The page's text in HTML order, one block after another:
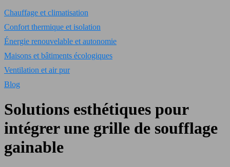
Chauffage et climatisation
Confort thermique et isolation
Énergie renouvelable et autonomie
Maisons et bâtiments écologiques
Ventilation et air pur
Blog
Solutions esthétiques pour
intégrer une grille de soufflage
gainable